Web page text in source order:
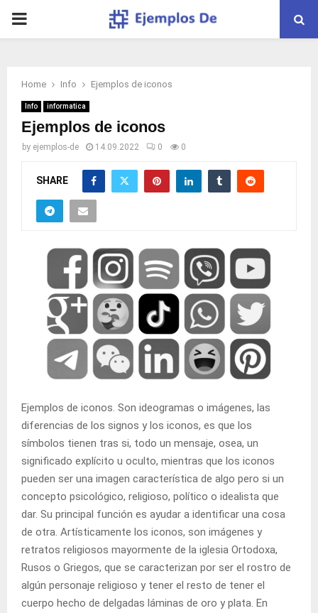
PRIMARY
Home Info Ejemplos de iconos
Info informatica
Ejemplos de iconos
by ejemplos-de 14.09.2022 0 0
SHARE
Ejemplos de iconos. Son ideogramas o imágenes, las
diferencias de los signos y los iconos, es que los
símbolos tienen tras si, todo un mensaje, osea, un
significado explícito u oculto, mientras que los iconos
pueden ser una imagen característica de algo pero si un
concepto psicológico, religioso, político o idealista que
dar. Su principal función es ayudar a identificar una cosa
de otra. Artísticamente los iconos, son imágenes y
retratos religiosos mayormente de la iglesia Ortodoxa,
Rusos o Griegos, que se caracterizan por ser el rostro de
algún personaje religioso y tener el resto de tener el
cuerpo hecho de delgadas láminas de oro y plata. En